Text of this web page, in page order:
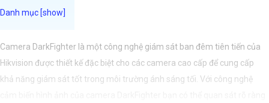
Camera DarkFighter là một công nghệ giám sát ban đêm tiên tiến của
Hikvision được thiết kế đặc biệt cho các camera cao cấp để cung cấp
khả năng giám sát tốt trong môi trường ánh sáng tối. Với công nghệ